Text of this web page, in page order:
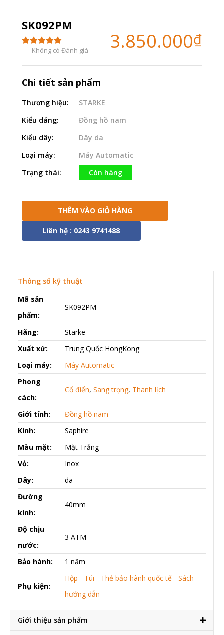
SK092PM
Không có Đánh giá 3.850.000₫
Chi tiết sản phẩm
Thương hiệu:
STARKE
Kiểu dáng:
Đồng hồ nam
Kiểu dây:
Dây da
Loại máy:
Máy Automatic
Trạng thái:
Còn hàng
THÊM VÀO GIỎ HÀNG
Liên hệ : 0243 9741488
Thông số kỹ thuật
Mã sản
phẩm:
SK092PM
Hãng:
Starke
Xuất xứ:
Trung Quốc HongKong
Loại máy:
Máy Automatic
Phong
cách:
Cổ điển, Sang trọng, Thanh lịch
Giới tính:
Đồng hồ nam
Kính:
Saphire
Màu mặt:
Mặt Trắng
Vỏ:
Inox
Dây:
da
Đường
kính:
40mm
Độ chịu
nước:
3 ATM
Bảo hành: 1 năm
Phụ kiện:
Hộp - Túi - Thẻ bảo hành quốc tế - Sách
hướng dẫn
Giới thiệu sản phẩm